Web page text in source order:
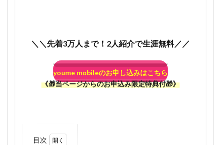
＼＼先着3万人まで！2人紹介で生涯無料／／
youme mobileのお申し込みはこちら
目次